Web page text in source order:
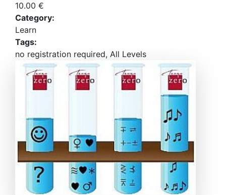
10.00 €
Category:
Learn
Tags:
no registration required, All Levels